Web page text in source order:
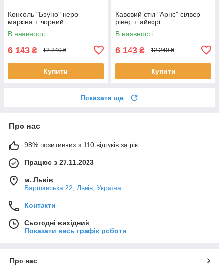
Консоль "Бруно" неро
маркіна + чорний
В наявності
6 143 ₴ 12 240 ₴
Купити
Кавовий стіл "Арно" сілвер
рівер + айворі
В наявності
6 143 ₴ 12 240 ₴
Купити
Показати ще
Про нас
98% позитивних з 110 відгуків за рік
Працює з 27.11.2023
м. Львів
Варшавська 22, Львів, Україна
Контакти
Сьогодні вихідний
Показати весь графік роботи
Про нас